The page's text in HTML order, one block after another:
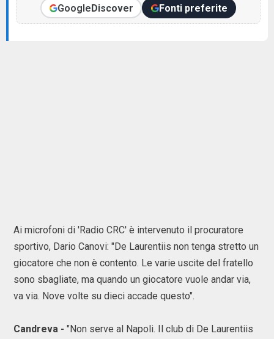
GoogleDiscover Fonti preferite
Ai microfoni di 'Radio CRC' è intervenuto il procuratore
sportivo, Dario Canovi: "De Laurentiis non tenga stretto un
giocatore che non è contento. Le varie uscite del fratello
sono sbagliate, ma quando un giocatore vuole andar via,
va via. Nove volte su dieci accade questo".
Candreva - "Non serve al Napoli. Il club di De Laurentiis